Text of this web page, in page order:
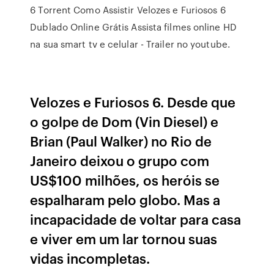
6 Torrent Como Assistir Velozes e Furiosos 6
Dublado Online Grátis Assista filmes online HD
na sua smart tv e celular - Trailer no youtube.
Velozes e Furiosos 6. Desde que
o golpe de Dom (Vin Diesel) e
Brian (Paul Walker) no Rio de
Janeiro deixou o grupo com
US$100 milhões, os heróis se
espalharam pelo globo. Mas a
incapacidade de voltar para casa
e viver em um lar tornou suas
vidas incompletas.